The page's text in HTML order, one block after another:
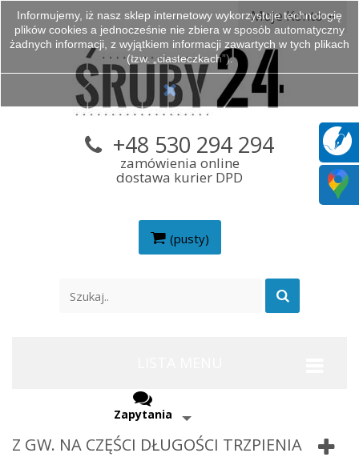
Moje Konto
(pusty)
+48 530 294 294
zamówienia online
dostawa kurier DPD
Zapytania
Z GW. NA CZĘŚCI DŁUGOŚCI TRZPIENIA
Informujemy, iż nasz sklep internetowy wykorzystuje technologię
plików cookies a jednocześnie nie zbiera w sposób automatyczny
żadnych informacji, z wyjątkiem informacji zawartych w tych plikach
(tzw. „ciasteczkach”).